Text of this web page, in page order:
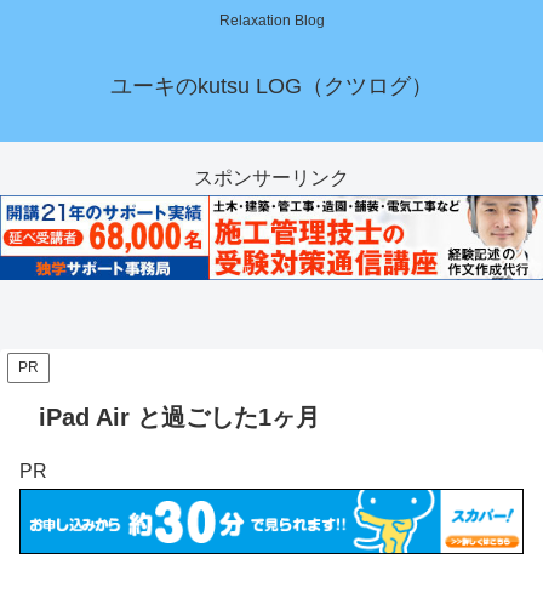
Relaxation Blog
ユーキのkutsu LOG（クツログ）
スポンサーリンク
PR
iPad Air と過ごした1ヶ月
PR